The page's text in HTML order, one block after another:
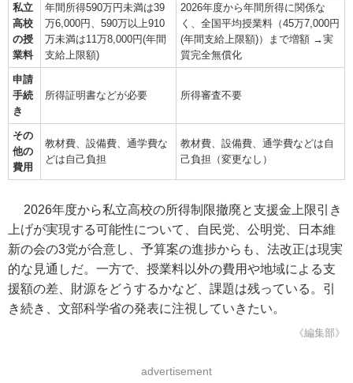
私立
高校
の授
業料
年間所得590万円未満は39
万6,000円、590万以上910
万未満は11万8,000円(年間
支給上限額)
2026年度から年間所得に関係な
く、全国平均授業料（45万7,000円
(年間支給上限額)）まで増額 →実
質完全無償化
申請
手続
き
所得証明書などが必要 所得審査不要
その
他の
費用
教材費、設備費、通学費な
どは自己負担
教材費、設備費、通学費などは自
己負担（変更なし）
2026年度から私立高校の所得制限撤廃と支援金上限引き
上げが実現する可能性について、自民党、公明党、日本維
新の会の3党が合意し、予算案の進捗からも、法改正は現実
的な見通しだ。一方で、授業料以外の費用や地域による支
援額の差、財源をどうするかなど、課題は残っている。引
き続き、文部科学省の発表に注視していきたい。
《編集部》
advertisement